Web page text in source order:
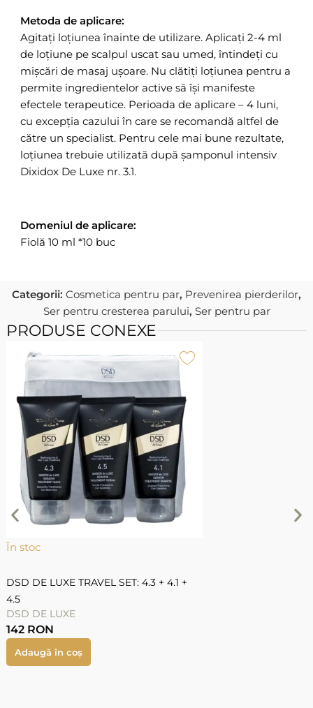
Metoda de aplicare:
Agitați loțiunea înainte de utilizare. Aplicați 2-4 ml
de loțiune pe scalpul uscat sau umed, întindeți cu
mișcări de masaj ușoare. Nu clătiți loțiunea pentru a
permite ingredientelor active să își manifeste
efectele terapeutice. Perioada de aplicare – 4 luni,
cu excepția cazului în care se recomandă altfel de
către un specialist. Pentru cele mai bune rezultate,
loțiunea trebuie utilizată după șamponul intensiv
Dixidox De Luxe nr. 3.1.
Domeniul de aplicare:
Fiolă 10 ml *10 buc
Categorii: Cosmetica pentru par, Prevenirea pierderilor,
Ser pentru cresterea parului, Ser pentru par
PRODUSE CONEXE
În stoc
DSD DE LUXE TRAVEL SET: 4.3 + 4.1 +
4.5
DSD DE LUXE
142 RON
Adaugă în coș